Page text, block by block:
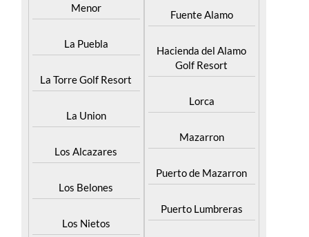
Menor
La Puebla
La Torre Golf Resort
La Union
Los Alcazares
Los Belones
Los Nietos
Fuente Alamo
Hacienda del Alamo
Golf Resort
Lorca
Mazarron
Puerto de Mazarron
Puerto Lumbreras